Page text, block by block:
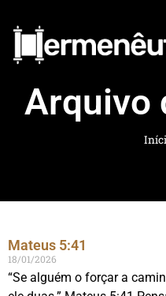
Arquivo
Mateus 5:41
18/01/2026
“Se alguém o forçar a